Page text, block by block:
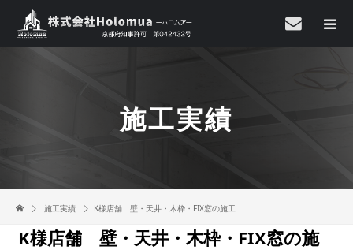
施工実績
施工実績 K様店舗 壁・天井・木枠・FIX窓の施工
K様店舗 壁・天井・木枠・FIX窓の施